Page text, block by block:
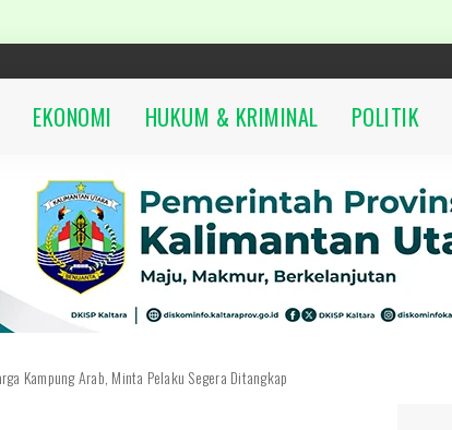
EKONOMI HUKUM & KRIMINAL POLITIK
Kampung Arab, Minta Pelaku Segera Ditangkap